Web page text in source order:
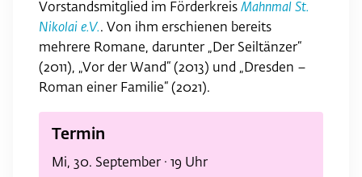
Vorstandsmitglied im Förderkreis Mahnmal St.
Nikolai e.V.. Von ihm erschienen bereits
mehrere Romane, darunter „Der Seiltänzer“
(2011), „Vor der Wand“ (2013) und „Dresden –
Roman einer Familie“ (2021).
Termin
Mi, 30. September · 19 Uhr